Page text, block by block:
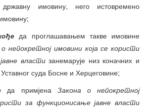
државну имовину, него истовремено
да проглашавањем такве имовине
непокретној имовини која се користи
властизанемарује низ коначних и
суда Босне и Херцеговине;
да примјена Закона о непокретној
за функционисање јавне власти